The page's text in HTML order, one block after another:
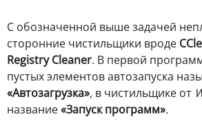
С обозначенной выше задачей
сторонние чистильщики вроде
Registry Cleaner. В первой
пустых элементов автозапуска
«Автозагрузка», в чистильщике от
название«Запуск программ».